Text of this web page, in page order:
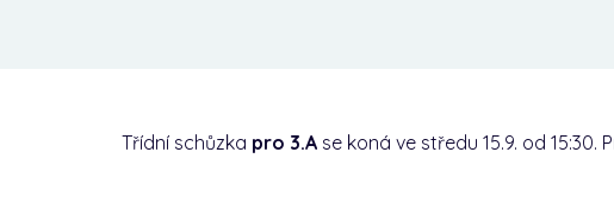
Třídní schůzka pro 3.A se koná ve středu 15.9. od 15:30.